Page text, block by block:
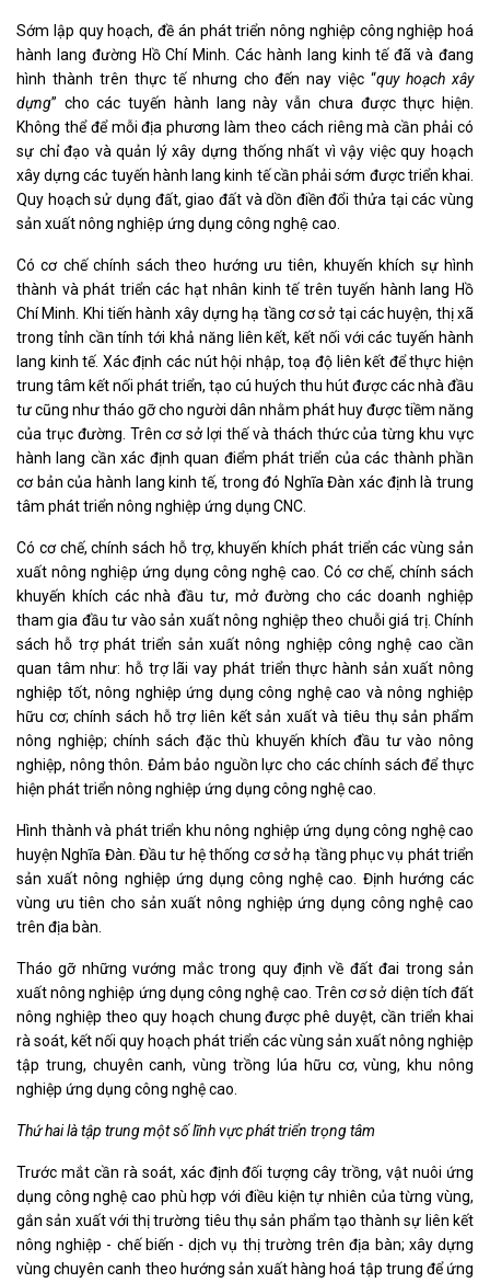
Sớm lập quy hoạch, đề án phát triển nông nghiệp công nghiệp hoá
hành lang đường Hồ Chí Minh. Các hành lang kinh tế đã và đang
hình thành trên thực tế nhưng cho đến nay việc “quy hoạch xây
dựng” cho các tuyến hành lang này vẫn chưa được thực hiện.
Không thể để mỗi địa phương làm theo cách riêng mà cần phải có
sự chỉ đạo và quản lý xây dựng thống nhất vì vậy việc quy hoạch
xây dựng các tuyến hành lang kinh tế cần phải sớm được triển khai.
Quy hoạch sử dụng đất, giao đất và dồn điền đổi thửa tại các vùng
sản xuất nông nghiệp ứng dụng công nghệ cao.
Có cơ chế chính sách theo hướng ưu tiên, khuyến khích sự hình
thành và phát triển các hạt nhân kinh tế trên tuyến hành lang Hồ
Chí Minh. Khi tiến hành xây dựng hạ tầng cơ sở tại các huyện, thị xã
trong tỉnh cần tính tới khả năng liên kết, kết nối với các tuyến hành
lang kinh tế. Xác định các nút hội nhập, toạ độ liên kết để thực hiện
trung tâm kết nối phát triển, tạo cú huých thu hút được các nhà đầu
tư cũng như tháo gỡ cho người dân nhằm phát huy được tiềm năng
của trục đường. Trên cơ sở lợi thế và thách thức của từng khu vực
hành lang cần xác định quan điểm phát triển của các thành phần
cơ bản của hành lang kinh tế, trong đó Nghĩa Đàn xác định là trung
tâm phát triển nông nghiệp ứng dụng CNC.
Có cơ chế, chính sách hỗ trợ, khuyến khích phát triển các vùng sản
xuất nông nghiệp ứng dụng công nghệ cao. Có cơ chế, chính sách
khuyến khích các nhà đầu tư, mở đường cho các doanh nghiệp
tham gia đầu tư vào sản xuất nông nghiệp theo chuỗi giá trị. Chính
sách hỗ trợ phát triển sản xuất nông nghiệp công nghệ cao cần
quan tâm như: hỗ trợ lãi vay phát triển thực hành sản xuất nông
nghiệp tốt, nông nghiệp ứng dụng công nghệ cao và nông nghiệp
hữu cơ; chính sách hỗ trợ liên kết sản xuất và tiêu thụ sản phẩm
nông nghiệp; chính sách đặc thù khuyến khích đầu tư vào nông
nghiệp, nông thôn. Đảm bảo nguồn lực cho các chính sách để thực
hiện phát triển nông nghiệp ứng dụng công nghệ cao.
Hình thành và phát triển khu nông nghiệp ứng dụng công nghệ cao
huyện Nghĩa Đàn. Đầu tư hệ thống cơ sở hạ tầng phục vụ phát triển
sản xuất nông nghiệp ứng dụng công nghệ cao. Định hướng các
vùng ưu tiên cho sản xuất nông nghiệp ứng dụng công nghệ cao
trên địa bàn.
Tháo gỡ những vướng mắc trong quy định về đất đai trong sản
xuất nông nghiệp ứng dụng công nghệ cao. Trên cơ sở diện tích đất
nông nghiệp theo quy hoạch chung được phê duyệt, cần triển khai
rà soát, kết nối quy hoạch phát triển các vùng sản xuất nông nghiệp
tập trung, chuyên canh, vùng trồng lúa hữu cơ, vùng, khu nông
nghiệp ứng dụng công nghệ cao.
Thứ hai là tập trung một số lĩnh vực phát triển trọng tâm
Trước mắt cần rà soát, xác định đối tượng cây trồng, vật nuôi ứng
dụng công nghệ cao phù hợp với điều kiện tự nhiên của từng vùng,
gắn sản xuất với thị trường tiêu thụ sản phẩm tạo thành sự liên kết
nông nghiệp - chế biến - dịch vụ thị trường trên địa bàn; xây dựng
vùng chuyên canh theo hướng sản xuất hàng hoá tập trung để ứng